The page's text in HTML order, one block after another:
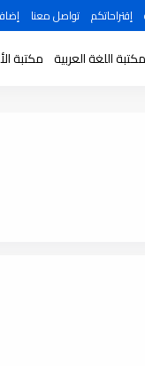
إقتراحاتكم تواصل معنا
مكتبة اللغة العربية مكتبة